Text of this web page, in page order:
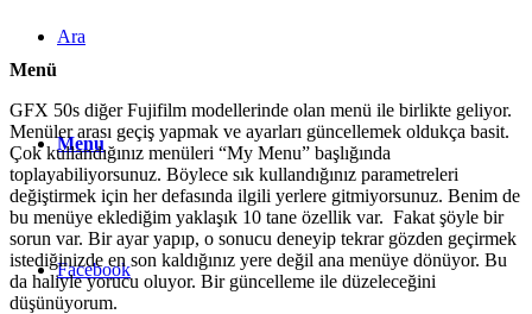
Ara
Menu
Facebook
Menü
GFX 50s diğer Fujifilm modellerinde olan menü ile birlikte geliyor.
Menüler arası geçiş yapmak ve ayarları güncellemek oldukça basit.
Çok kullandığınız menüleri “My Menu” başlığında
toplayabiliyorsunuz. Böylece sık kullandığınız parametreleri
değiştirmek için her defasında ilgili yerlere gitmiyorsunuz. Benim de
bu menüye eklediğim yaklaşık 10 tane özellik var. Fakat şöyle bir
sorun var. Bir ayar yapıp, o sonucu deneyip tekrar gözden geçirmek
istediğinizde en son kaldığınız yere değil ana menüye dönüyor. Bu
da haliyle yorucu oluyor. Bir güncelleme ile düzeleceğini
düşünüyorum.